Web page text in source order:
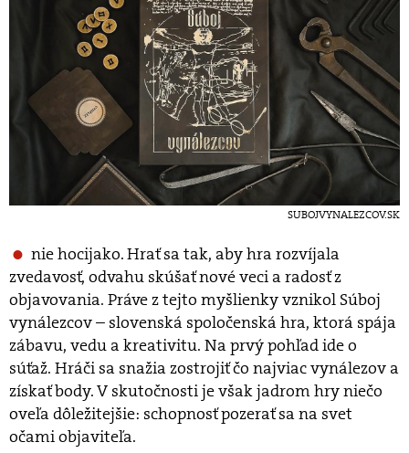
SUBOJVYNALEZCOV.SK
nie hocijako. Hrať sa tak, aby hra rozvíjala
zvedavosť, odvahu skúšať nové veci a radosť z
objavovania. Práve z tejto myšlienky vznikol Súboj
vynálezcov – slovenská spoločenská hra, ktorá spája
zábavu, vedu a kreativitu. Na prvý pohľad ide o
súťaž. Hráči sa snažia zostrojiť čo najviac vynálezov a
získať body. V skutočnosti je však jadrom hry niečo
oveľa dôležitejšie: schopnosť pozerať sa na svet
očami objaviteľa.